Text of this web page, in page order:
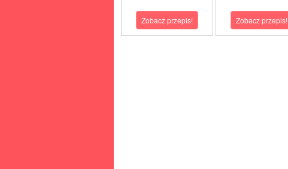
Zobacz przepis! Zobacz przepis!